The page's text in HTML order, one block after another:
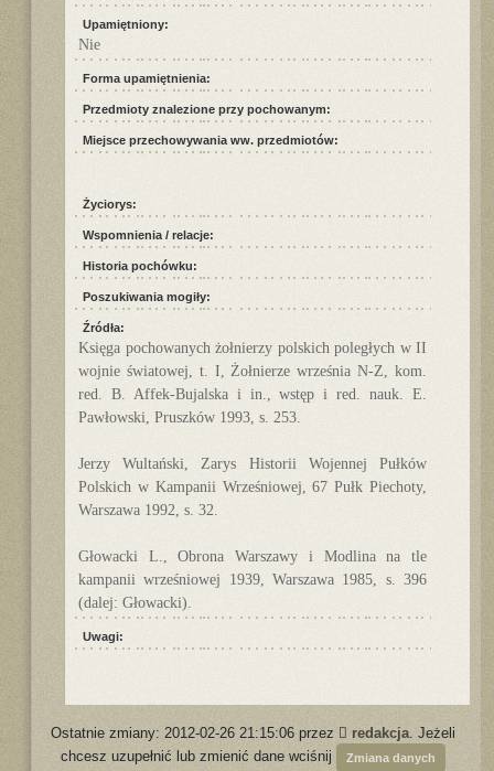
Upamiętniony:
Nie
Forma upamiętnienia:
Przedmioty znalezione przy pochowanym:
Miejsce przechowywania ww. przedmiotów:
Życiorys:
Wspomnienia / relacje:
Historia pochówku:
Poszukiwania mogiły:
Źródła:
Księga pochowanych żołnierzy polskich poległych w II
wojnie światowej, t. I, Żołnierze września N-Z, kom.
red. B. Affek-Bujalska i in., wstęp i red. nauk. E.
Pawłowski, Pruszków 1993, s. 253.
Jerzy Wultański, Zarys Historii Wojennej Pułków
Polskich w Kampanii Wrześniowej, 67 Pułk Piechoty,
Warszawa 1992, s. 32.
Głowacki L., Obrona Warszawy i Modlina na tle
kampanii wrześniowej 1939, Warszawa 1985, s. 396
(dalej: Głowacki).
Uwagi:
Ostatnie zmiany: 2012-02-26 21:15:06 przez redakcja. Jeżeli
chcesz uzupełnić lub zmienić dane wciśnij
Zmiana danych